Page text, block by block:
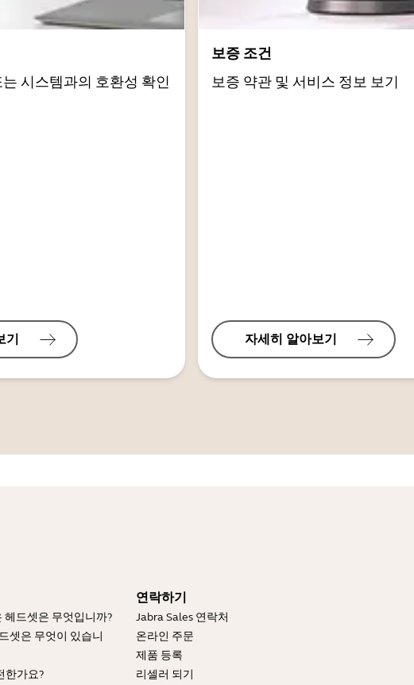
시스템과의 호환성 확인
보증 조건
보증 약관 및 서비스 정보 보기
자세히 알아보기
헤드셋은 무엇입니까?
셋은 무엇이 있습니
한가요?
연락하기
Jabra Sales 연락처
온라인 주문
제품 등록
리셀러 되기